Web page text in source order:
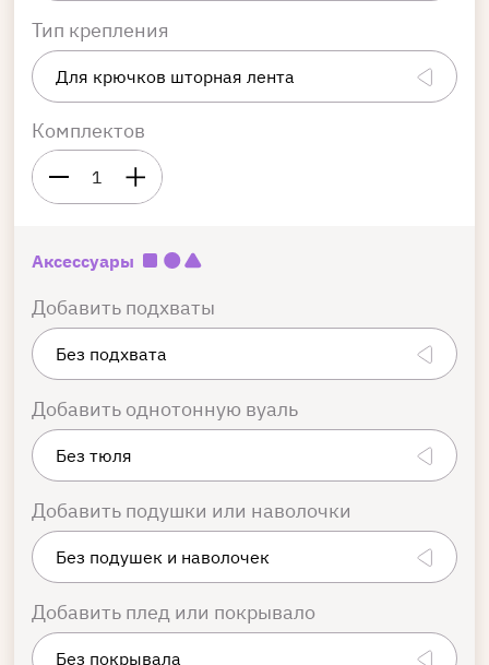
Тип крепления
Комплектов
1
Аксессуары
Добавить подхваты
Добавить однотонную вуаль
Добавить подушки или наволочки
Добавить плед или покрывало